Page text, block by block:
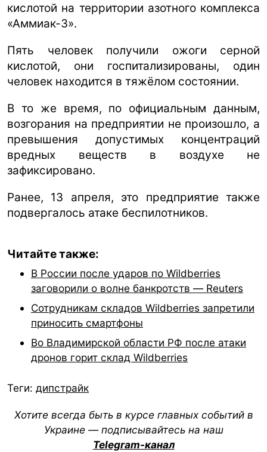
кислотой на территории азотного комплекса
«Аммиак-3».
Пять человек получили ожоги серной
кислотой, они госпитализированы, один
человек находится в тяжёлом состоянии.
В то же время, по официальным данным,
возгорания на предприятии не произошло, а
превышения допустимых концентраций
вредных веществ в воздухе не
зафиксировано.
Ранее, 13 апреля, это предприятие также
подвергалось атаке беспилотников.
Читайте также:
В России после ударов по Wildberries
заговорили о волне банкротств — Reuters
Сотрудникам складов Wildberries запретили
приносить смартфоны
Во Владимирской области РФ после атаки
дронов горит склад Wildberries
Теги: дипстрайк
Хотите всегда быть в курсе главных событий в
Украине — подписывайтесь на наш
Telegram-канал